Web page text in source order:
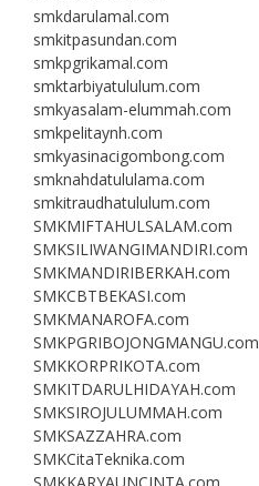
smkdarulamal.com
smkitpasundan.com
smkpgrikamal.com
smktarbiyatululum.com
smkyasalam-elummah.com
smkpelitaynh.com
smkyasinacigombong.com
smknahdatululama.com
smkitraudhatululum.com
SMKMIFTAHULSALAM.com
SMKSILIWANGIMANDIRI.com
SMKMANDIRIBERKAH.com
SMKCBTBEKASI.com
SMKMANAROFA.com
SMKPGRIBOJONGMANGU.com
SMKKORPRIKOTA.com
SMKITDARULHIDAYAH.com
SMKSIROJULUMMAH.com
SMKSAZZAHRA.com
SMKCitaTeknika.com